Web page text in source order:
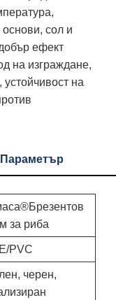
сол и
ефект
на изграждане,
на
Параметър
Брезентов
за риба
PVC
черен,